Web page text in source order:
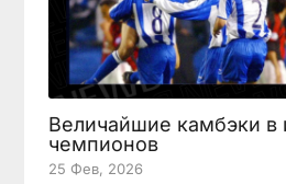
Величайшие камбэки в
чемпионов
25 Фев, 2026